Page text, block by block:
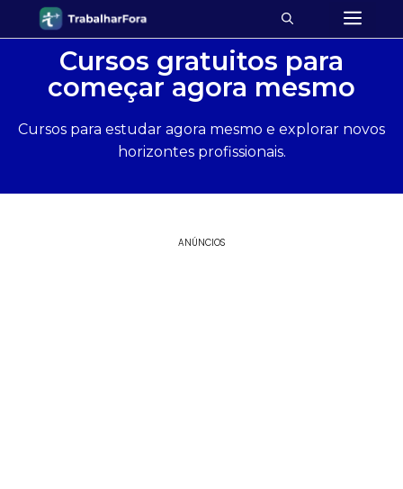
Cursos gratuitos para
começar agora mesmo
Cursos para estudar agora mesmo e explorar novos
horizontes profissionais.
ANÚNCIOS